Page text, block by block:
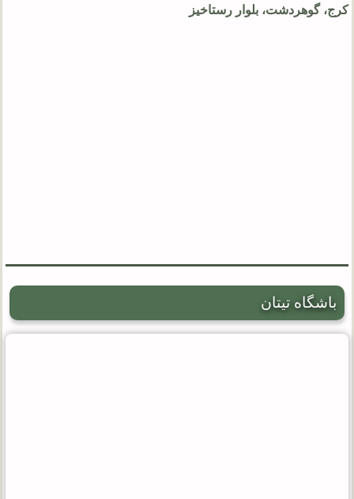
کرج، گوهردشت، بلوار رستاخیز
باشگاه تیتان